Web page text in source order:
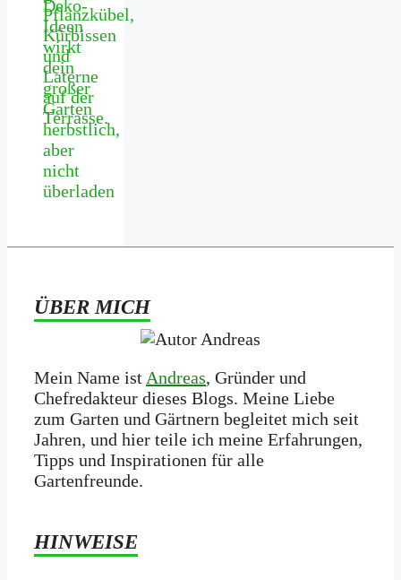
Deko-
Ideen
wirkt
dein
großer
Garten
herbstlich,
aber
nicht
überladen
ÜBER MICH
Mein Name ist Andreas, Gründer und
Chefredakteur dieses Blogs. Meine Liebe
zum Garten und Gärtnern begleitet mich seit
Jahren, und hier teile ich meine Erfahrungen,
Tipps und Inspirationen für alle
Gartenfreunde.
HINWEISE